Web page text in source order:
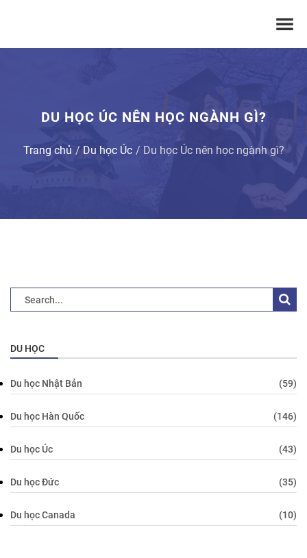
DU HỌC ÚC NÊN HỌC NGÀNH GÌ?
Trang chủ Du học Úc Du học Úc nên học ngành gì?
DU HỌC
Du học Nhật Bản (59)
Du học Hàn Quốc (146)
Du học Úc (43)
Du học Đức (35)
Du học Canada (10)